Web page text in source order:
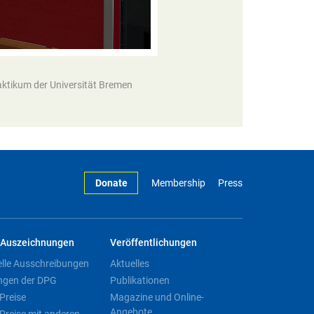
der Universität Bremen
Donate Membership Press
Ausschreibungen
der DPG
Veröffentlichungen
Aktuelles
Publikationen
Magazine und Online-